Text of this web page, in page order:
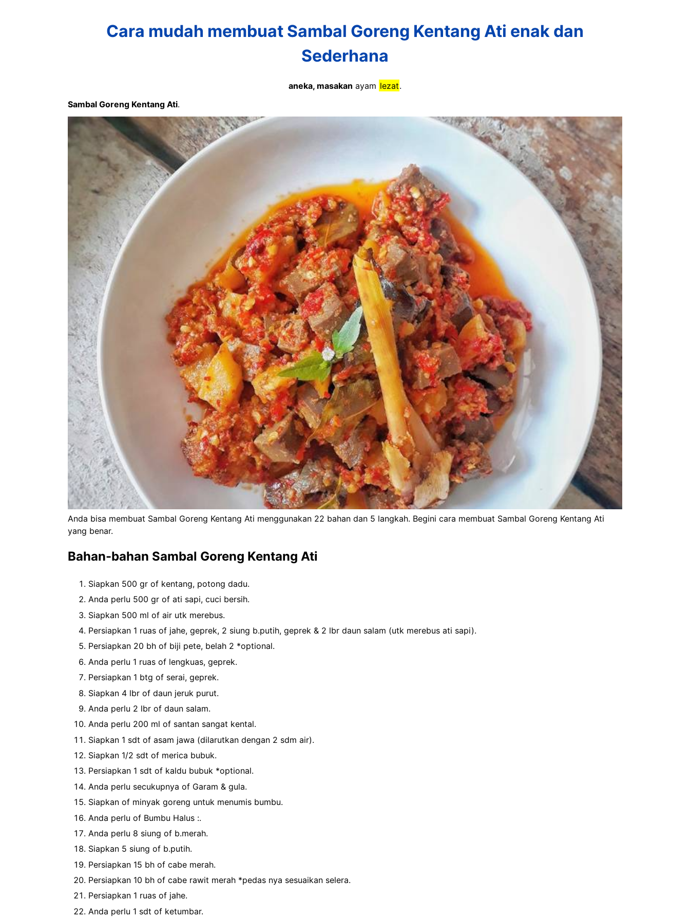
Cara mudah membuat Sambal Goreng Kentang Ati enak dan
Sederhana
aneka, masakan ayam lezat.
Sambal Goreng Kentang Ati.
Anda bisa membuat Sambal Goreng Kentang Ati menggunakan 22 bahan dan 5 langkah. Begini cara membuat Sambal Goreng Kentang Ati
yang benar.
Bahan-bahan Sambal Goreng Kentang Ati
Siapkan 500 gr of kentang, potong dadu.
Anda perlu 500 gr of ati sapi, cuci bersih.
Siapkan 500 ml of air utk merebus.
Persiapkan 1 ruas of jahe, geprek, 2 siung b.putih, geprek & 2 lbr daun salam (utk merebus ati sapi).
Persiapkan 20 bh of biji pete, belah 2 *optional.
Anda perlu 1 ruas of lengkuas, geprek.
Persiapkan 1 btg of serai, geprek.
Siapkan 4 lbr of daun jeruk purut.
Anda perlu 2 lbr of daun salam.
Anda perlu 200 ml of santan sangat kental.
Siapkan 1 sdt of asam jawa (dilarutkan dengan 2 sdm air).
Siapkan 1/2 sdt of merica bubuk.
Persiapkan 1 sdt of kaldu bubuk *optional.
Anda perlu secukupnya of Garam & gula.
Siapkan of minyak goreng untuk menumis bumbu.
Anda perlu of Bumbu Halus :.
Anda perlu 8 siung of b.merah.
Siapkan 5 siung of b.putih.
Persiapkan 15 bh of cabe merah.
Persiapkan 10 bh of cabe rawit merah *pedas nya sesuaikan selera.
Persiapkan 1 ruas of jahe.
Anda perlu 1 sdt of ketumbar.